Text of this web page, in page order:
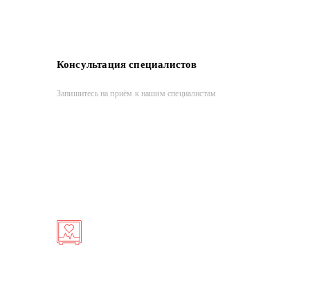
Консультация специалистов
Запишитесь на приём к нашим специалистам